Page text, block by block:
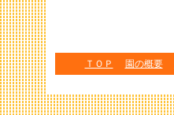
ＴＯＰ 園の概要